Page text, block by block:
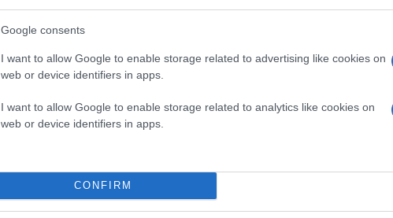
Google consents
I want to allow Google to enable storage related to advertising like cookies on
web or device identifiers in apps.
I want to allow Google to enable storage related to analytics like cookies on
web or device identifiers in apps.
CONFIRM